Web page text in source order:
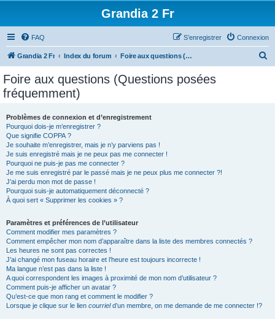
Grandia 2 Fr
FAQ Connexion
S’enregistrer
Grandia 2 Fr Index du forum Foire aux questions (Questions posées fréquemment)
Foire aux questions (Questions posées
fréquemment)
Problèmes de connexion et d’enregistrement
Pourquoi dois-je m’enregistrer ?
Que signifie COPPA ?
Je souhaite m’enregistrer, mais je n’y parviens pas !
Je suis enregistré mais je ne peux pas me connecter !
Pourquoi ne puis-je pas me connecter ?
Je me suis enregistré par le passé mais je ne peux plus me connecter ?!
J’ai perdu mon mot de passe !
Pourquoi suis-je automatiquement déconnecté ?
À quoi sert « Supprimer les cookies » ?
Paramètres et préférences de l’utilisateur
Comment modifier mes paramètres ?
Comment empêcher mon nom d’apparaître dans la liste des membres connectés ?
Les heures ne sont pas correctes !
J’ai changé mon fuseau horaire et l’heure est toujours incorrecte !
Ma langue n’est pas dans la liste !
A quoi correspondent les images à proximité de mon nom d’utilisateur ?
Comment puis-je afficher un avatar ?
Qu’est-ce que mon rang et comment le modifier ?
Lorsque je clique sur le lien courrield’un membre, on me demande de me connecter !?